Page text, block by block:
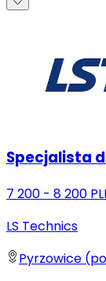
Specjalista
7 200 - 8 200
LS Technics
Pyrzowice